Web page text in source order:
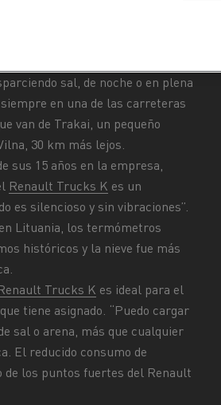
sal, de noche o en plena
en una de las carreteras
van de Trakai, un pequeño
30 km más lejos.
sus 15 años en la empresa,
Renault Trucks K es un
es silencioso y sin vibraciones”.
Lituania, los termómetros
históricos y la nieve fue más
Trucks K es ideal para el
tiene asignado. “Puedo cargar
sal o arena, más que cualquier
El reducido consumo de
los puntos fuertes del Renault